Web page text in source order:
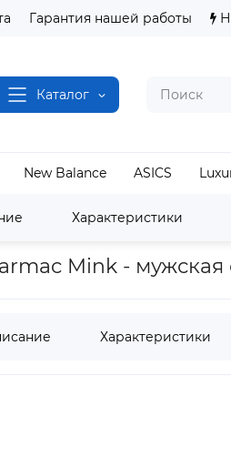
Гарантия нашей работы
Каталог
New Balance ASICS
Характеристики
кроссовок ASICS
Mink -
Характеристики